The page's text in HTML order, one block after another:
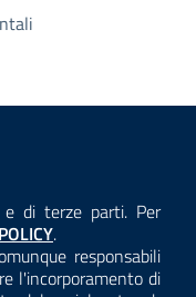
di terze parti. Per
.
responsabili
l'incorporamento di